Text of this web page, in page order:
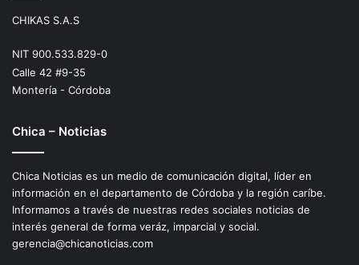
CHIKAS S.A.S
NIT 900.533.829-0
Calle 42 #9-35
Montería - Córdoba
Chica – Noticias
Chica Noticias es un medio de comunicación digital, líder en
información en el departamento de Córdoba y la región caríbe.
Informamos a través de nuestras redes sociales noticias de
interés general de forma veráz, imparcial y social.
gerencia@chicanoticias.com